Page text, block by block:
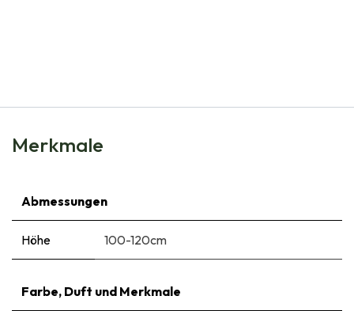
Merkmale
Abmessungen
Höhe 100-120cm
Farbe, Duft und Merkmale